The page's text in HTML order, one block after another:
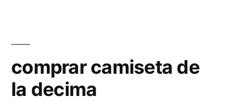
comprar camiseta de
la decima